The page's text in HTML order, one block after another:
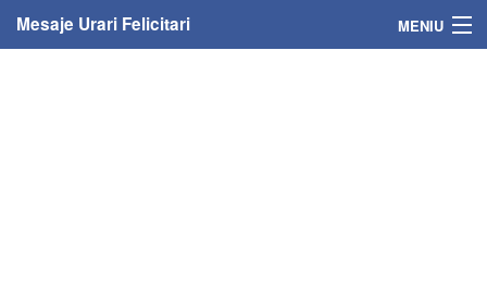
Mesaje Urari Felicitari MENIU